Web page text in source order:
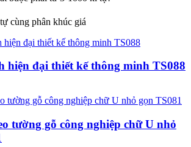
cùng phân khúc giá
hiện đại thiết kế thông minh TS088
tường gỗ công nghiệp chữ U nhỏ